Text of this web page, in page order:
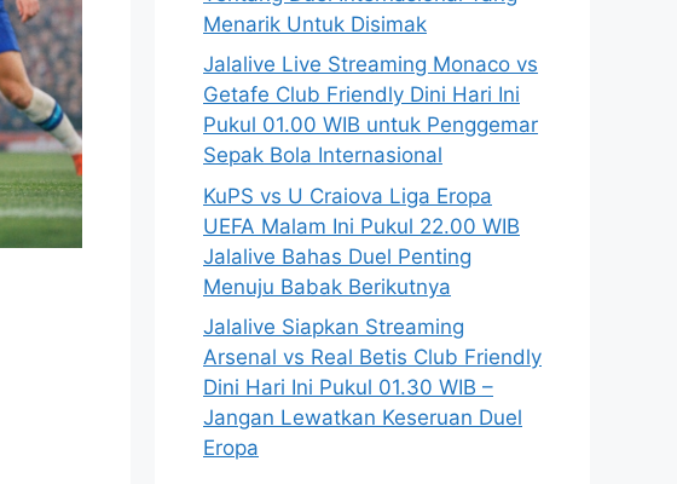
Menarik Untuk Disimak
Jalalive Live Streaming Monaco vs
Getafe Club Friendly Dini Hari Ini
Pukul 01.00 WIB untuk Penggemar
Sepak Bola Internasional
KuPS vs U Craiova Liga Eropa
UEFA Malam Ini Pukul 22.00 WIB
Jalalive Bahas Duel Penting
Menuju Babak Berikutnya
Jalalive Siapkan Streaming
Arsenal vs Real Betis Club Friendly
Dini Hari Ini Pukul 01.30 WIB –
Jangan Lewatkan Keseruan Duel
Eropa